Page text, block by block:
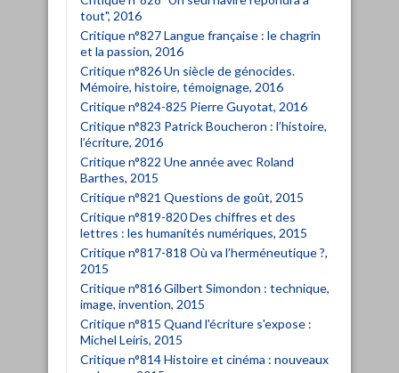
tout", 2016
Critique n°827 Langue française : le chagrin
et la passion, 2016
Critique n°826 Un siècle de génocides.
Mémoire, histoire, témoignage, 2016
Critique n°824-825 Pierre Guyotat, 2016
Critique n°823 Patrick Boucheron : l’histoire,
l’écriture, 2016
Critique n°822 Une année avec Roland
Barthes, 2015
Critique n°821 Questions de goût, 2015
Critique n°819-820 Des chiffres et des
lettres : les humanités numériques, 2015
Critique n°817-818 Où va l’herméneutique ?,
2015
Critique n°816 Gilbert Simondon : technique,
image, invention, 2015
Critique n°815 Quand l'écriture s'expose :
Michel Leiris, 2015
Critique n°814 Histoire et cinéma : nouveaux